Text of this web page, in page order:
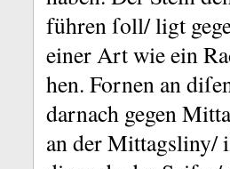
führen ſoll/ ligt
einer Art wie ein
hen. Fornen an
darnach gegen
an der Mittagsliny/